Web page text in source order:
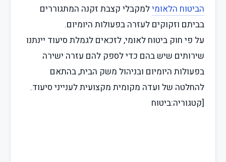
הביטוח הלאומילמקבלי קצבת זקנה המתגוררים
בביתם וזקוקים לעזרה בפעולות היומיום.
על פי חוק ביטוח לאומי, לזכאים לגמלת סיעוד יינתנו
שירותים שיש בהם כדי לספק להם עזרה ישירה
בפעולות היומיום ובניהול משק הבית, בהתאם
להחלטה של ועדה מקומית מקצועית לענייני סיעוד​.
[קטגוריה:ביטוח